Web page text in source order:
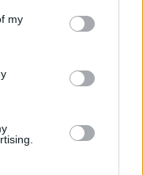
You may click to
third-party tags to
in below Google
my
50 /50